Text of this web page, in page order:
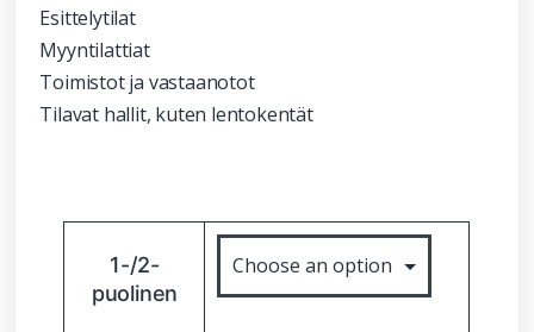
Esittelytilat
Myyntilattiat
Toimistot ja vastaanotot
Tilavat hallit, kuten lentokentät
1-/2-
puolinen